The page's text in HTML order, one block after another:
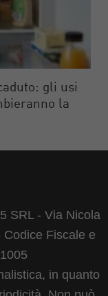
gli usi
la
SRL - Via Nicola
Fiscale e
in quanto